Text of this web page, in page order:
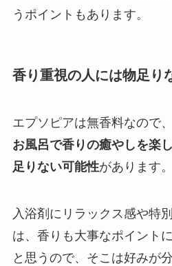
うポイントもあります。
香り重視の人には物足り
エプソピアは無香料なので、
お風呂で香りの癒やしを楽
足りない可能性があります。
入浴剤にリラックス感や特
は、香りも大事なポイント
と思うので、そこは好みが